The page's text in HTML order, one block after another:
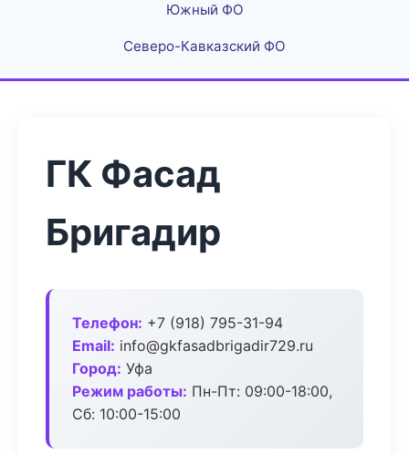
Южный ФО
Северо-Кавказский ФО
ГК Фасад
Бригадир
Телефон: +7 (918) 795-31-94
Email: info@gkfasadbrigadir729.ru
Город: Уфа
Режим работы: Пн-Пт: 09:00-18:00,
Сб: 10:00-15:00